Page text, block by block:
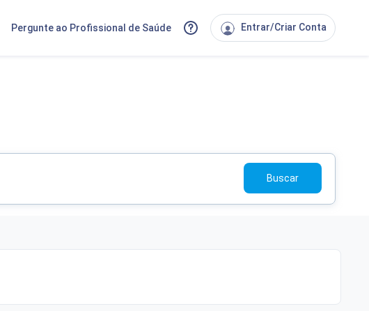
Pergunte ao Profissional de Saúde Entrar/Criar Conta
Buscar